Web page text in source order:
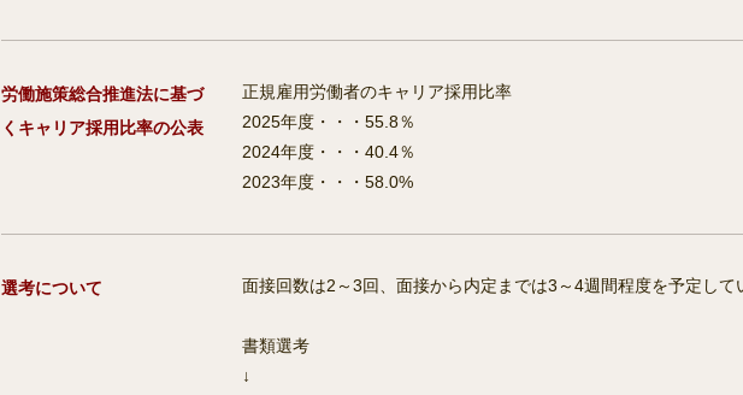
労働施策総合推進法に基づ
くキャリア採用比率の公表
正規雇用労働者のキャリア採用比率
2025年度・・・55.8％
2024年度・・・40.4％
2023年度・・・58.0%
選考について 面接回数は2～3回、面接から内定までは3～4週間程度を予定して
書類選考
↓